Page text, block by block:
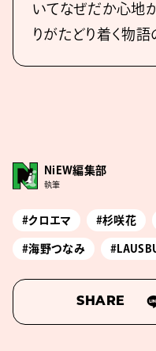
いてなぜだか心地
りがたどり着く物語
NiEW編集部
執筆
#クロエマ #杉咲花
#海野つなみ
SHARE